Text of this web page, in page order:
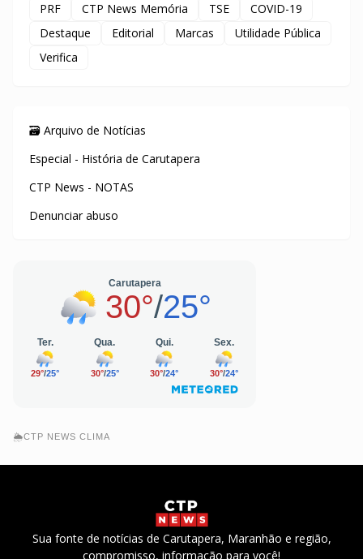
PRF
CTP News Memória TSE
COVID-19
Destaque
Editorial Marcas
Utilidade Pública
Verifica
🗃️ Arquivo de Notícias
Especial - História de Carutapera
CTP News - NOTAS
Denunciar abuso
🌦️CTP NEWS CLIMA
Sua fonte de notícias de Carutapera, Maranhão e região,
compromisso, informação para você!